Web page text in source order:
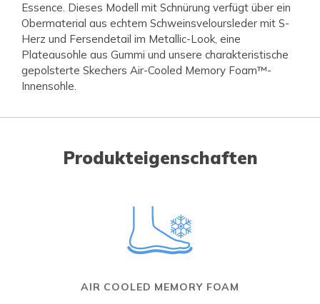
Essence. Dieses Modell mit Schnürung verfügt über ein
Obermaterial aus echtem Schweinsveloursleder mit S-
Herz und Fersendetail im Metallic-Look, eine
Plateausohle aus Gummi und unsere charakteristische
gepolsterte Skechers Air-Cooled Memory Foam™-
Innensohle.
Produkteigenschaften
AIR COOLED MEMORY FOAM